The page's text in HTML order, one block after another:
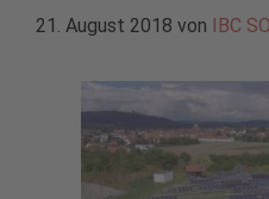
21. August 2018 von IBC